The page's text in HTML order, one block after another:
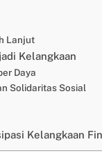
Lanjut
Kelangkaan
Daya
Solidaritas Sosial
Kelangkaan